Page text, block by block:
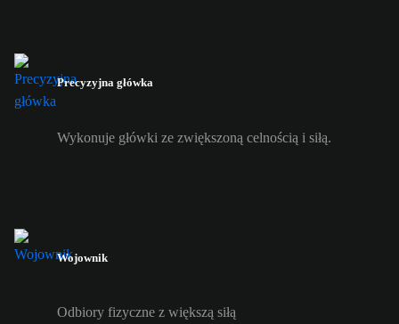
Precyzyjna główka
Wykonuje główki ze zwiększoną celnością i siłą.
Wojownik
Odbiory fizyczne z większą siłą